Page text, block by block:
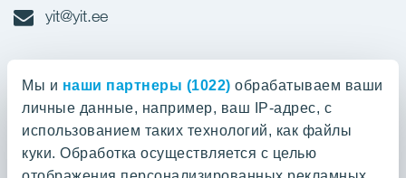
Мы и наши партнеры (1022) обрабатываем ваши
личные данные, например, ваш IP-адрес, с
использованием таких технологий, как файлы
куки. Обработка осуществляется с целью
yit@yit.ee
Cчет-фактура
Регистрационный номер: 10093801
pdfinvoices.yit.eesti@bscs.basware.com